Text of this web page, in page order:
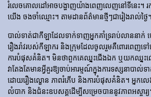
រំលេចគោលដៅអាចបង្ហាញយ៉ាងពេញលេញនៅទីនេះ។ រ
យើង ចងចាំឈ្មោះ។ តាមដានព័ត៌មានថ្មីៗជារៀងរាល់ថ្ងៃ។
បាល់ទាត់​ជា​កីឡា​ដែល​ទាក់​ទាញ​អ្នក​គាំទ្រ​រាប់​លាន​នាក់
រឿងរ៉ាវ​របស់​កីឡាករ និង​ក្រុម​ដែល​ចូលរួម​គឺ​ពោរពេញ​ទៅ​
ការ​បំផុស​គំនិត។ មិនថាពួកគេឈ្នះជើងឯក ឬយកឈ្នះល
វាតែងតែមានអ្វីគួរឱ្យចាប់អារម្មណ៍ក្នុងការទស្សនាបា
ដោយ​រឿង​ល្ខោន ភាព​រំភើប និង​ការ​បំផុស​គំនិត។ អ្នកលេ
លំបាក និងជំនះឧបសគ្គដើម្បីសម្រេចបាននូវភាពអស្ចារ្យ។